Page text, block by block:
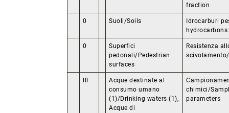
fraction
0 Suoli/Soils
Idrocarburi
hydrocarbons
0
Superfici
pedonali/Pedestrian
surfaces
Resistenza
Acque destinate al
consumo umano
(1)/Drinking waters (1),
Acque di
chimici/
parameters